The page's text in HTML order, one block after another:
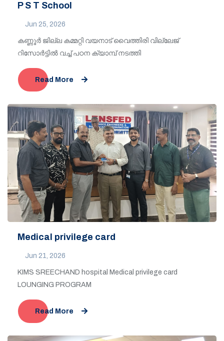
P S T School
Jun 25, 2026
കണ്ണൂർ ജില്ല കമ്മറ്റി വയനാട് വൈത്തിരി വില്ലേജ്
റിസോർട്ടിൽ വച്ച് പഠന ക്യാമ്പ് നടത്തി
Read More
Medical privilege card
Jun 21, 2026
KIMS SREECHAND hospital Medical privilege card
LOUNGING PROGRAM
Read More